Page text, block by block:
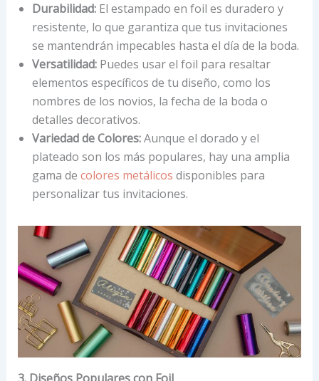
Durabilidad:El estampado en foil es duradero y
resistente, lo que garantiza que tus invitaciones
se mantendrán impecables hasta el día de la boda.
Versatilidad:Puedes usar el foil para resaltar
elementos específicos de tu diseño, como los
nombres de los novios, la fecha de la boda o
detalles decorativos.
Variedad de Colores:Aunque el dorado y el
plateado son los más populares, hay una amplia
gama de colores metálicos disponibles para
personalizar tus invitaciones.